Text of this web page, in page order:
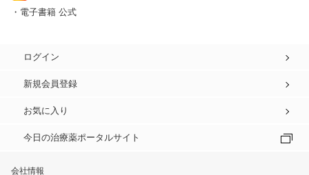
・電子書籍 公式
ログイン
新規会員登録
お気に入り
今日の治療薬ポータルサイト
会社情報